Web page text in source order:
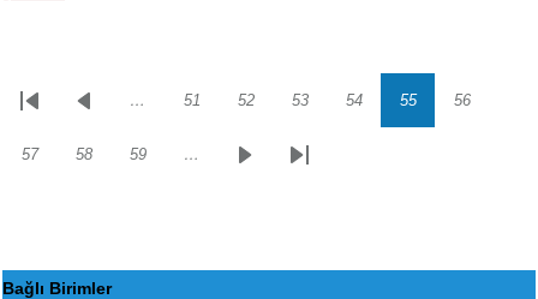
Sayfalama
İlk
Önceki… Sayfa
51 Sayfa
52 Sayfa
53 Sayfa
54 Sayfa
55 Sayfa
56
Sayfa
57 Sayfa
58 Sayfa
59 …
SonrakiSon
Bağlı Birimler